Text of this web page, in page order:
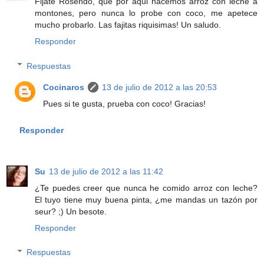
montones, pero nunca lo probe con coco, me apetece
mucho probarlo. Las fajitas riquisimas! Un saludo.
Responder
Respuestas
Cocinaros
13 de julio de 2012 a las 20:53
Pues si te gusta, prueba con coco! Gracias!
Responder
Su 13 de julio de 2012 a las 11:42
¿Te puedes creer que nunca he comido arroz con leche?
El tuyo tiene muy buena pinta, ¿me mandas un tazón por
seur? ;) Un besote.
Responder
Respuestas